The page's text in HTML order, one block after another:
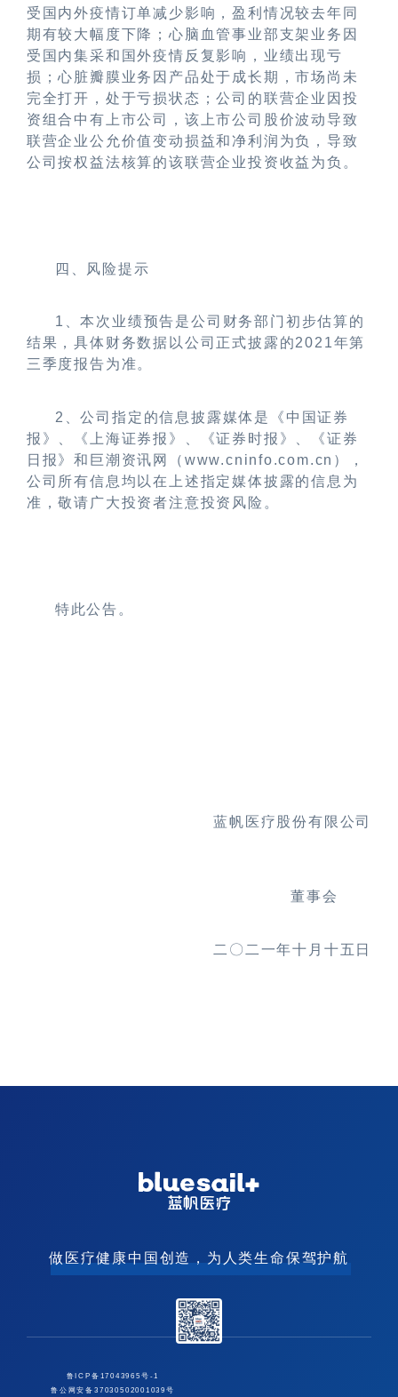
受国内外疫情订单减少影响，盈利情况较去年同
期有较大幅度下降；心脑血管事业部支架业务因
受国内集采和国外疫情反复影响，业绩出现亏
损；心脏瓣膜业务因产品处于成长期，市场尚未
完全打开，处于亏损状态；公司的联营企业因投
资组合中有上市公司，该上市公司股价波动导致
联营企业公允价值变动损益和净利润为负，导致
公司按权益法核算的该联营企业投资收益为负。
四、风险提示
1
、本次业绩预告是公司财务部门初步估算的
结果，具体财务数据以公司正式披露的2021年第
三季度报告为准。
2
、公司指定的信息披露媒体是《中国证券
报》、《上海证券报》、《证券时报》、《证券
日报》和巨潮资讯网（ www.cninfo.com.cn ），
公司所有信息均以在上述指定媒体披露的信息为
准，敬请广大投资者注意投资风险。
特此公告。
蓝帆医疗股份有限公司
董事会
二〇二一年十月十五日
做医疗健康中国创造，为人类生命保驾护航
鲁ICP备17043965号-1
鲁公网安备37030502001039号